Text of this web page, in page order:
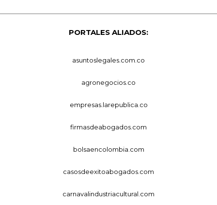
PORTALES ALIADOS:
asuntoslegales.com.co
agronegocios.co
empresas.larepublica.co
firmasdeabogados.com
bolsaencolombia.com
casosdeexitoabogados.com
carnavalindustriacultural.com